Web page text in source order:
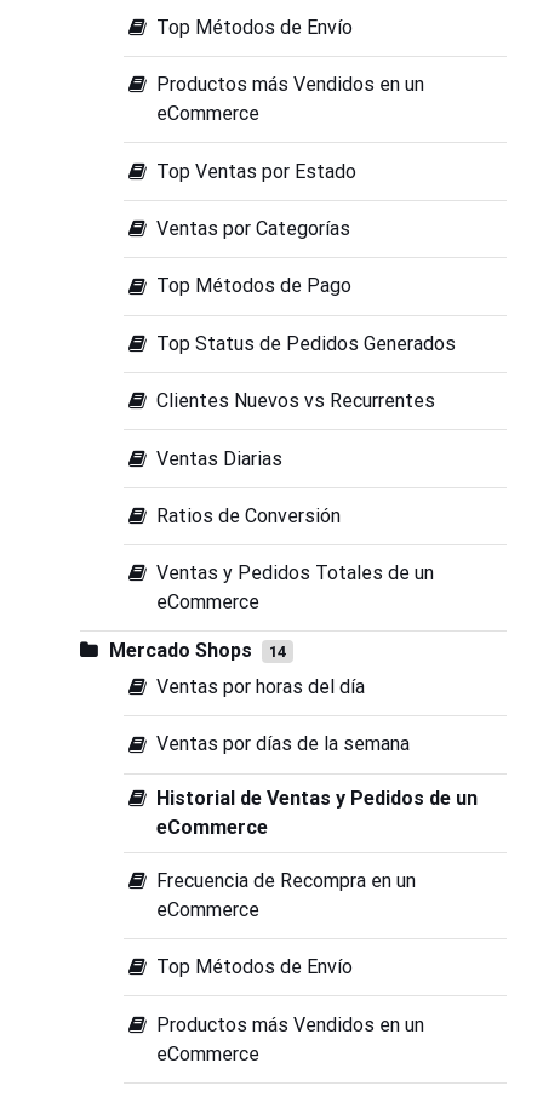
Top Métodos de Envío
Productos más Vendidos en un
eCommerce
Top Ventas por Estado
Ventas por Categorías
Top Métodos de Pago
Top Status de Pedidos Generados
Clientes Nuevos vs Recurrentes
Ventas Diarias
Ratios de Conversión
Ventas y Pedidos Totales de un
eCommerce
Mercado Shops 14
Ventas por horas del día
Ventas por días de la semana
Historial de Ventas y Pedidos de un
eCommerce
Frecuencia de Recompra en un
eCommerce
Top Métodos de Envío
Productos más Vendidos en un
eCommerce